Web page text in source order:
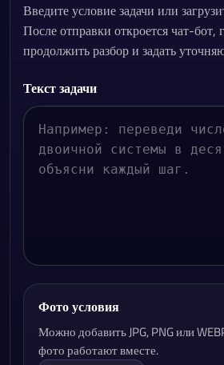
Введите условие задачи или
После отправки откроется чат-бот,
продолжить разбор и задать
Текст задачи
Фото условия
Можно добавить JPG, PNG или
фото работают вместе.